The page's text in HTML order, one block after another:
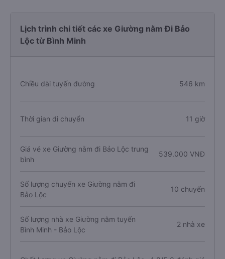
Lịch trình chi tiết các xe Giường nằm Đi Bảo
Lộc từ Bình Minh
Chiều dài tuyến đường 546 km
Thời gian di chuyển 11 giờ
Giá vé xe Giường nằm đi Bảo Lộc trung
bình
539.000 VNĐ
Số lượng chuyến xe Giường nằm đi
Bảo Lộc
10 chuyến
Số lượng nhà xe Giường nằm tuyến
Bình Minh - Bảo Lộc
2 nhà xe